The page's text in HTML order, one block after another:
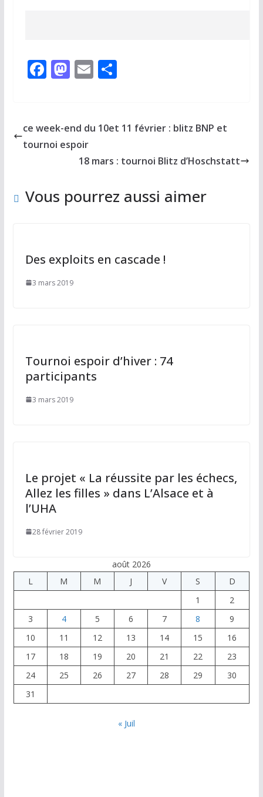
F
ac
b
o
M
as
d
o
n
E
m
l
P
g
ce week-end du 10et 11 février : blitz BNP et
tournoi espoir
18 mars : tournoi Blitz d’Hoschstatt
Vous pourrez aussi aimer
Des exploits en cascade !
3 mars 2019
Tournoi espoir d’hiver : 74
participants
3 mars 2019
Le projet « La réussite par les échecs,
Allez les filles » dans L’Alsace et à
l’UHA
28 février 2019
août 2026
L
M M J V S
D
1
2
3
4 5 6 7 8
9
10
11 12 13 14 15
16
17
18 19 20 21 22
23
24
25 26 27 28 29
30
31
« Juil